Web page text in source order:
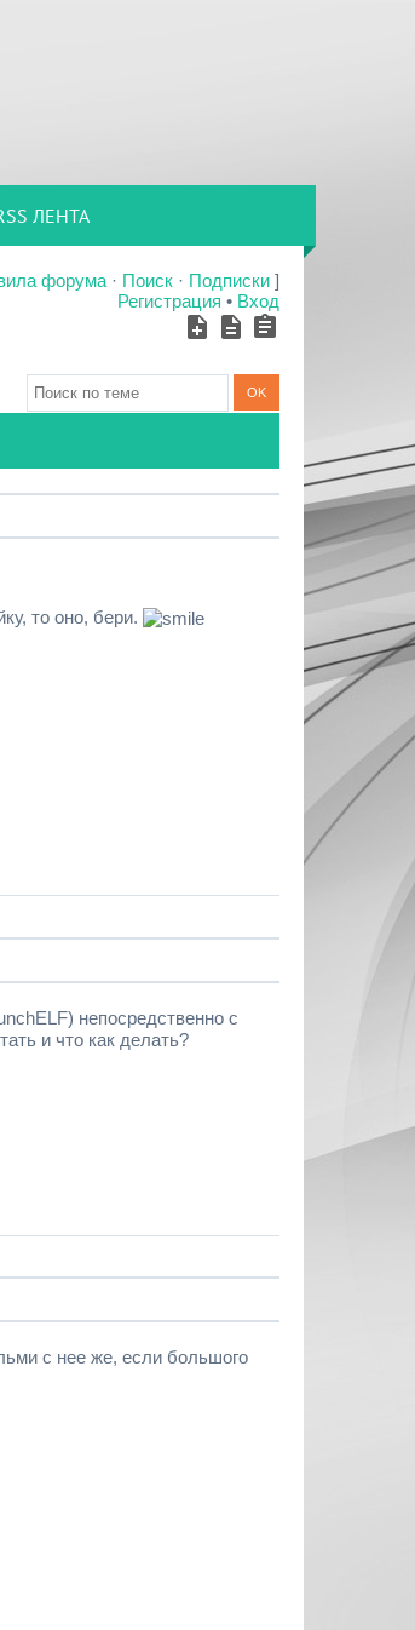
ЛЕНТА
форума · Поиск · Подписки ]
Регистрация • Вход
то оно, бери.
непосредственно с
и что как делать?
с нее же, если большого